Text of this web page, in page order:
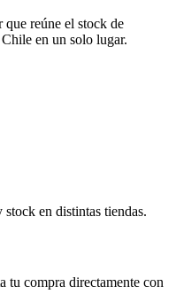
que reúne el stock de
en un solo lugar.
en distintas tiendas.
tu compra directamente con